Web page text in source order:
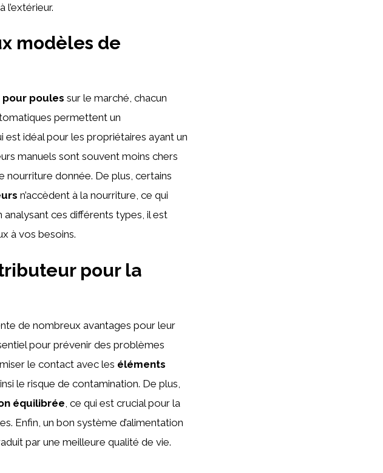
modèles de
poules sur le marché, chacun
permettent un
est idéal pour les propriétaires ayant un
manuels sont souvent moins chers
donnée. De plus, certains
n’accèdent à la nourriture, ce qui
ces différents types, il est
à vos besoins.
pour la
de nombreux avantages pour leur
pour prévenir des problèmes
le contact avec les éléments
le risque de contamination. De plus,
équilibrée , ce qui est crucial pour la
Enfin, un bon système d’alimentation
par une meilleure qualité de vie.